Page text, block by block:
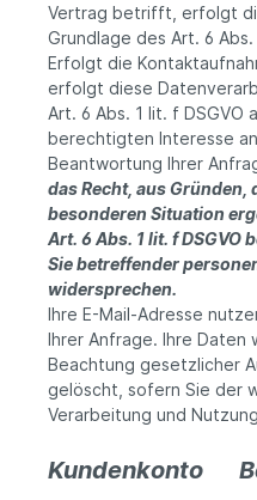
Vertrag betrifft, erfolgt
Grundlage des Art. 6 Abs.
Erfolgt die
erfolgt diese
Art. 6 Abs. 1 lit. f DSGVO
berechtigten Interesse
Beantwortung Ihrer
das Recht, aus Gründen,
besonderen Situation
Art. 6 Abs. 1 lit. f DSGVO
Sie betreffender
widersprechen.
Ihre E-Mail-Adresse
Ihrer Anfrage. Ihre Daten
Beachtung gesetzlicher
gelöscht, sofern Sie der
Verarbeitung und
Kundenkonto